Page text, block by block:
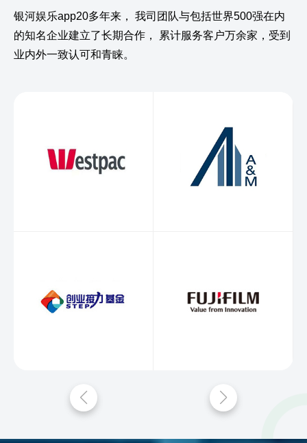
银河娱乐app20多年来，
我司团队与包括世界500强在内
的知名企业建立了长期合作，
累计服务客户万余家，受到
业内外一致认可和青睐。